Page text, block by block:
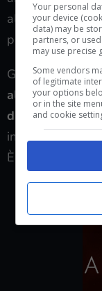
all’anima sua),
progetto minore.
Gli studi di
alcune delle IP
da Embracer
inondato il
È il momento
Your personal
your device
data) may be
partners, or
may use precise
Some vendors
of legitimate
your options
or in the site
and cookie